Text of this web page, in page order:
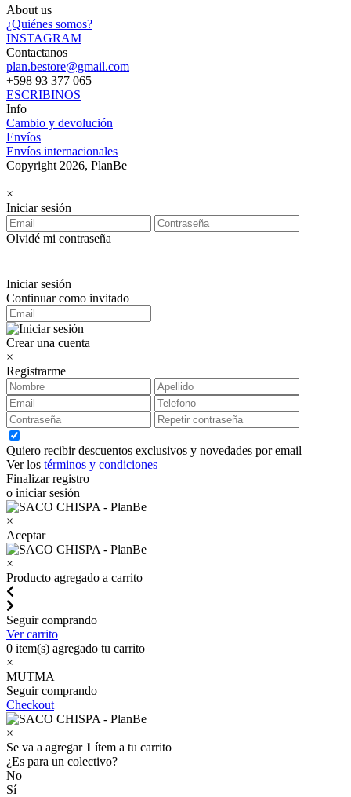
About us
¿Quiénes somos?
INSTAGRAM
Contactanos
plan.bestore@gmail.com
+598 93 377 065
ESCRIBINOS
Info
Cambio y devolución
Envíos
Envíos internacionales
Copyright 2026, PlanBe
×
Iniciar sesión
Olvidé mi contraseña
Iniciar sesión
Continuar como invitado
Crear una cuenta
×
Registrarme
Quiero recibir descuentos exclusivos y novedades por email
Ver los términos y condiciones
Finalizar registro
o iniciar sesión
×
Aceptar
×
Producto agregado a carrito
Seguir comprando
Ver carrito
0 item(s) agregado tu carrito
×
MUTMA
Seguir comprando
Checkout
×
Se va a agregar 1 ítem a tu carrito
¿Es para un colectivo?
No
Sí